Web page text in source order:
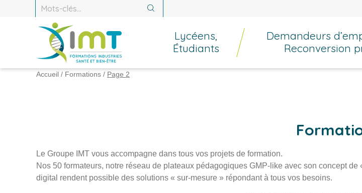
Lycéens,
Étudiants
Demandeurs
Reconversion
Recherche : Recherche
Accueil / Formations / Page 2
Le Groupe IMT vous accompagne dans tous vos projets de formation.
Nos 50 formateurs, notre réseau de plateaux pédagogiques GMP-like avec son concept
digital rendent possible des solutions « sur-mesure » répondant à tous vos besoins.